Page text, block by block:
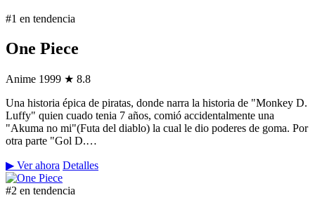
#1 en tendencia
One Piece
Anime 1999 ★ 8.8
Una historia épica de piratas, donde narra la historia de "Monkey D.
Luffy" quien cuado tenia 7 años, comió accidentalmente una
"Akuma no mi"(Futa del diablo) la cual le dio poderes de goma. Por
otra parte "Gol D.…
▶ Ver ahora Detalles
#2 en tendencia